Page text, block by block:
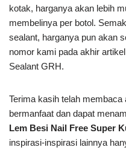
kotak, harganya akan lebih
membelinya per botol.
sealant, harganya pun akan
nomor kami pada akhir
Sealant GRH.
Terima kasih telah membaca
bermanfaat dan dapat
Lem Besi Nail Free Super
inspirasi-inspirasi lainnya